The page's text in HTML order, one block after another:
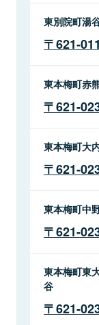
東別院町湯
621-
東本梅町赤
621-
東本梅町大
621-
東本梅町中
621-
東本梅町東
谷
621-